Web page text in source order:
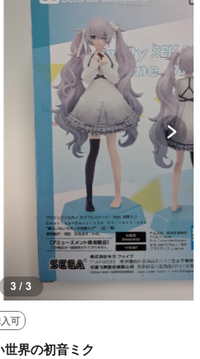
3 / 3
可
世界の初音ミク